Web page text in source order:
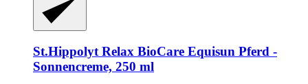
St.Hippolyt Relax BioCare Equisun Pferd -​
Sonnencreme, 250 ml